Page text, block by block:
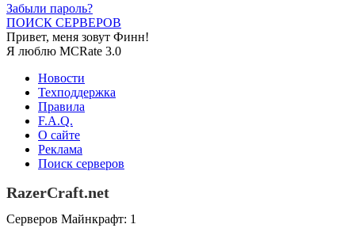
Забыли пароль?
ПОИСК СЕРВЕРОВ
Привет, меня зовут Финн!
Я люблю MCRate 3.0
Новости
Техподдержка
Правила
F.A.Q.
О сайте
Реклама
Поиск серверов
RazerCraft.net
Серверов Майнкрафт: 1